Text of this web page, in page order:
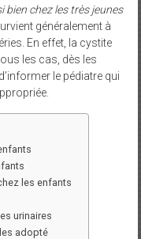
bien chez les très jeunes
généralement à
En effet, la cystite
les cas, dès les
le pédiatre qui
les enfants
urinaires
adopté